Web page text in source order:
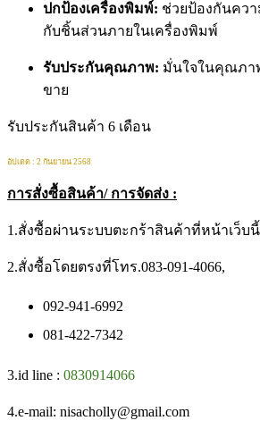
ปกป้องเครื่องพิมพ์: ช่วยป้องกันคว
กับชิ้นส่วนภายในเครื่องพิมพ์
รับประกันคุณภาพ: มั่นใจในคุณภา
ขาย
รับประกันสินค้า 6 เดือน
อัปเดต : 2 กันยายน 2568
การสั่งซื้อสินค้า/ การจัดส่ง :
1.สั่งซื้อผ่านระบบตะกร้าสินค้าที่หน้าเว็บนี้
2.สั่งซื้อโดยตรงที่โทร.083-091-4066,
092-941-6992
081-422-7342
3.id line : 0830914066
4.e-mail: nisacholly@gmail.com